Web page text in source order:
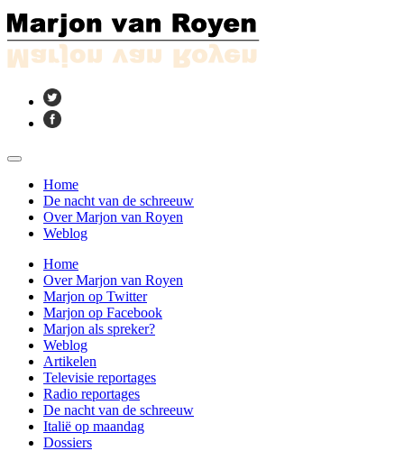
Home
De nacht van de schreeuw
Over Marjon van Royen
Weblog
Home
Over Marjon van Royen
Marjon op Twitter
Marjon op Facebook
Marjon als spreker?
Weblog
Artikelen
Televisie reportages
Radio reportages
De nacht van de schreeuw
Italië op maandag
Dossiers